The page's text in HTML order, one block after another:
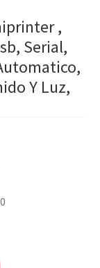
,
Serial,
Y Luz,